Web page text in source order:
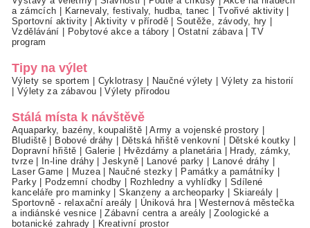
a zámcích
Karnevaly, festivaly, hudba, tanec Tvořivé aktivity
Sportovní aktivity|Aktivity v přírodě |Soutěže, závody, hry
Vzdělávání
Pobytové akce a tábory Ostatní zábava|TV
program
Tipy na výlet
Výlety se sportem Cyklotrasy Naučné výlety
Výlety za historií
Výlety za zábavou |Výlety přírodou
Stálá místa k návštěvě
Aquaparky, bazény, koupaliště |Army a vojenské prostory
Bludiště
Bobové dráhy Dětská hřiště venkovní Dětské koutky
Dopravní hřiště
Galerie Hvězdárny a planetária|
Hrady, zámky,
tvrze| In-line dráhy |Jeskyně| Lanové parky Lanové dráhy
Laser Game
Muzea| Naučné stezky Památky a památníky
Parky| Podzemní chodby Rozhledny a vyhlídky
Sdílené
kanceláře pro maminky |Skanzeny a archeoparky Skiareály
Sportovně - relaxační areály
Úniková hra|Westernová městečka
a indiánské vesnice |Zábavní centra a areály |Zoologické a
botanické zahrady
Kreativní prostor